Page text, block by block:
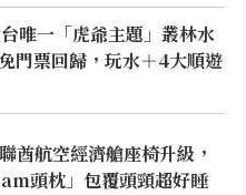
唯一「虎爺主題」叢林水
門票回歸，玩水＋4大順遊
酋航空經濟艙座椅升級，
頭枕」包覆頭頸超好睡